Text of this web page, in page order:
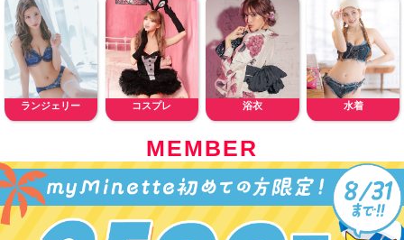
ランジェリー コスプレ 浴衣 水着
MEMBER